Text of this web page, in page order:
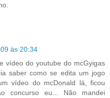
às 20:34
vídeo do youtube do mcGyigas
saber como se edita um jogo
vídeo do mcDonald lá, ficou
concurso eu... Não mandei